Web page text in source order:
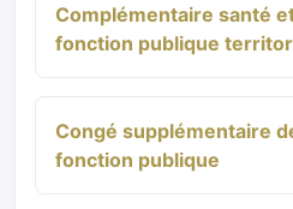
Complémentaire santé
fonction publique
Congé supplémentaire
fonction publique